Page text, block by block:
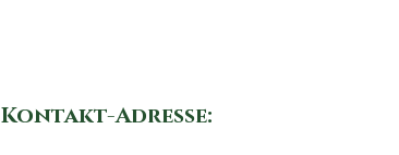
Kontakt-Adresse: